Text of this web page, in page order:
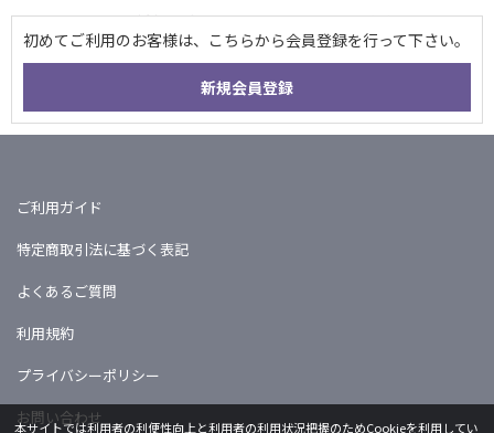
ご利用ガイド
特定商取引法に基づく表記
よくあるご質問
利用規約
プライバシーポリシー
お問い合わせ
本サイトでは利用者の利便性向上と利用者の利用状況把握のためCookieを利用してい